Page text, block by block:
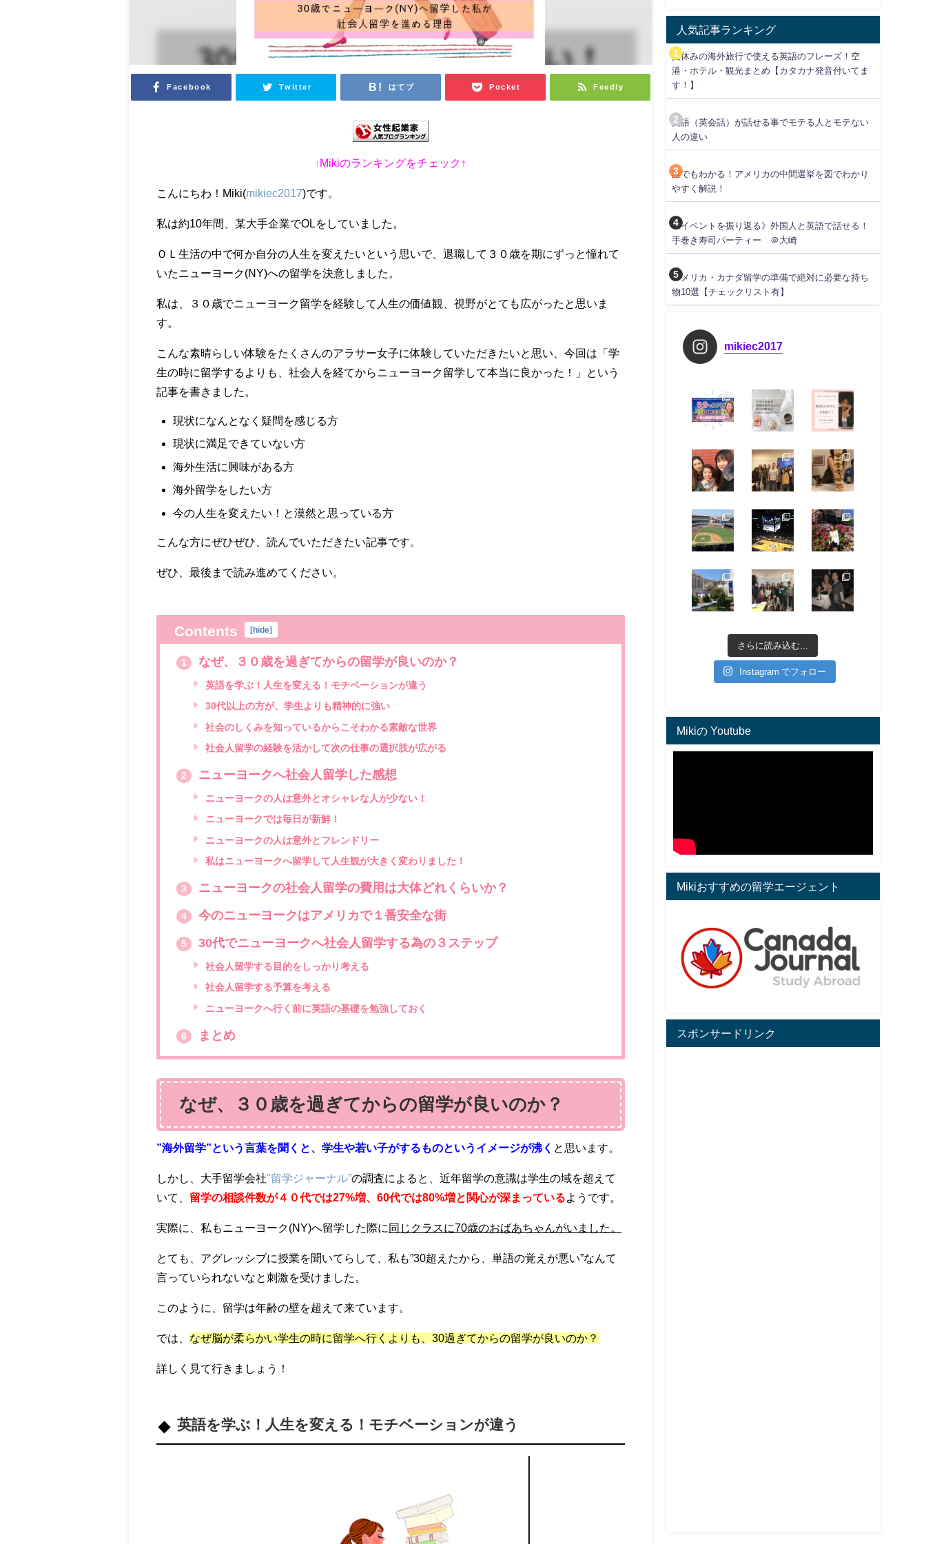
Facebook Twitter はてブ Pocket Feedly
↑ Mikiのランキングをチェック↑
こんにちわ！Miki(mikiec2017)です。
私は約10年間、某大手企業でOLをしていました。
ＯＬ生活の中で何か自分の人生を変えたいという思いで、退職して３０歳を期にずっと憧れて
いたニューヨーク(NY)への留学を決意しました。
私は、３０歳でニューヨーク留学を経験して人生の価値観、視野がとても広がったと思いま
す。
こんな素晴らしい体験をたくさんのアラサー女子に体験していただきたいと思い、今回は「学
生の時に留学するよりも、社会人を経てからニューヨーク留学して本当に良かった！」という
記事を書きました。
現状になんとなく疑問を感じる方
現状に満足できていない方
海外生活に興味がある方
海外留学をしたい方
今の人生を変えたい！と漠然と思っている方
こんな方にぜひぜひ、読んでいただきたい記事です。
ぜひ、最後まで読み進めてください。
Contents [hide]
1 なぜ、３０歳を過ぎてからの留学が良いのか？
英語を学ぶ！人生を変える！モチベーションが違う
30代以上の方が、学生よりも精神的に強い
社会のしくみを知っているからこそわかる素敵な世界
社会人留学の経験を活かして次の仕事の選択肢が広がる
2 ニューヨークへ社会人留学した感想
ニューヨークの人は意外とオシャレな人が少ない！
ニューヨークでは毎日が新鮮！
ニューヨークの人は意外とフレンドリー
私はニューヨークへ留学して人生観が大きく変わりました！
3 ニューヨークの社会人留学の費用は大体どれくらいか？
4 今のニューヨークはアメリカで１番安全な街
5 30代でニューヨークへ社会人留学する為の３ステップ
社会人留学する目的をしっかり考える
社会人留学する予算を考える
ニューヨークへ行く前に英語の基礎を勉強しておく
6 まとめ
なぜ、３０歳を過ぎてからの留学が良いのか？
”海外留学”という言葉を聞くと、学生や若い子がするものというイメージが沸く と思います。
しかし、大手留学会社"留学ジャーナル”の調査によると、近年留学の意識は学生の域を超えて
いて、 留学の相談件数が４０代では27%増、60代では80%増と関心が深まっている ようです。
実際に、私もニューヨーク(NY)へ留学した際に 同じクラスに70歳のおばあちゃんがいました。
とても、アグレッシブに授業を聞いてらして、私も”30超えたから、単語の覚えが悪い”なんて
言っていられないなと刺激を受けました。
このように、留学は年齢の壁を超えて来ています。
では、 なぜ脳が柔らかい学生の時に留学へ行くよりも、30過ぎてからの留学が良いのか？
詳しく見て行きましょう！
英語を学ぶ！人生を変える！モチベーションが違う
人気記事ランキング
夏休みの海外旅行で使える英語のフレーズ！空
港・ホテル・観光まとめ【カタカナ発音付いてま
す！】
英語（英会話）が話せる事でモテる人とモテない
人の違い
誰でもわかる！アメリカの中間選挙を図でわかり
やすく解説！
《イベントを振り返る》外国人と英語で話せる！
手巻き寿司パーティー ＠大崎
アメリカ・カナダ留学の準備で絶対に必要な持ち
物10選【チェックリスト有】
mikiec2017
さらに読み込む...
Instagram でフォロー
Mikiの Youtube
Mikiおすすめの留学エージェント
スポンサードリンク